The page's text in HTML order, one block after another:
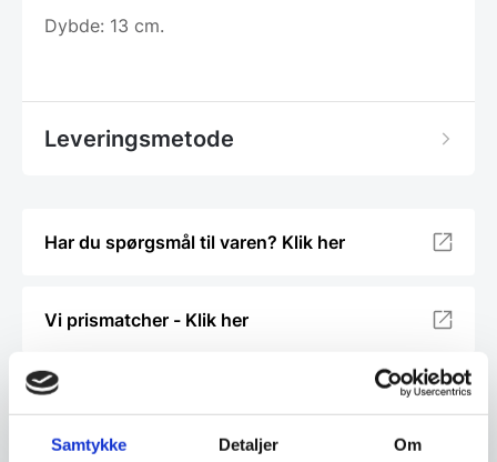
Samtykke Detaljer Om
Dybde: 13 cm.
Leveringsmetode
Har du spørgsmål til varen? Klik her
Vi prismatcher - Klik her
Relaterede varer